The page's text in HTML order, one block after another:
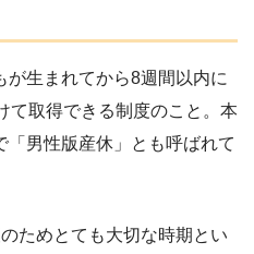
が生まれてから8週間以内に
て取得できる制度のこと。本
男性版産休」とも呼ばれて
ためとても大切な時期とい